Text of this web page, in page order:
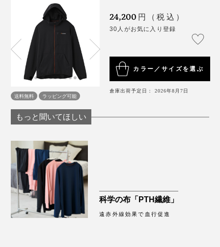
があり、そのほか試してもらった人からはタイツが窮屈
という感想は出ませんでした。
私はむしろタイツが特にお気に入り。年齢とともに筋肉
が減ってきたせいか、寝る時に太ももやふくらはぎあた
りがスースー冷えるのですが、『VENEX』のタイツの
おかげで、ほかほか。こんなに薄い生地なのに不思議で
す。
送料無料 ラッピング可能
24,200 円（税込）
30人がお気に入り登録
カラー／サイズを選ぶ
倉庫出荷予定日： 2026年8月7日
もっと聞いてほしい
科学の布「PTH繊維」
遠赤外線効果で血行促進